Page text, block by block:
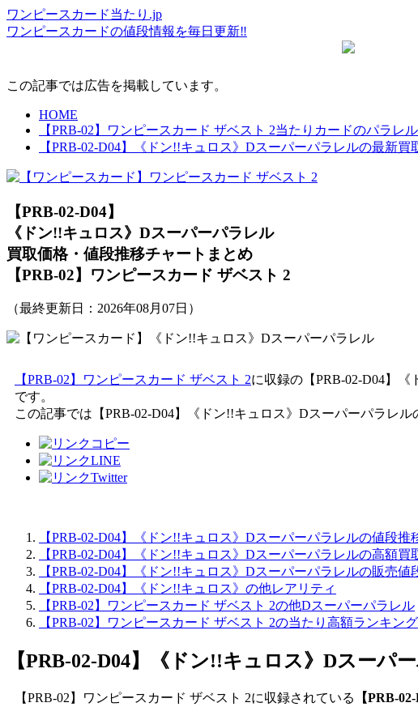
ワンピースカード当たり.jp
ワンピースカードの値段情報を毎日更新‼
この記事では広告を掲載しています。
HOME
【PRB-02】ワンピースカード ザベスト 2当たりカードのパラ
【PRB-02-D04】《ドン!!キュロス》Dスーパーパラレルの最新
【PRB-02-D04】
《ドン!!キュロス》Dスーパーパラレル
買取価格・値段推移チャートまとめ
【PRB-02】ワンピースカード ザベスト 2
（最終更新日： 2026年08月07日 ）
【PRB-02】ワンピースカード ザベスト 2に収録の【PRB-02-D04】
です。
この記事では【PRB-02-D04】《ドン!!キュロス》Dスーパーパラレ
【PRB-02-D04】《ドン!!キュロス》Dスーパーパラレルの値段推
【PRB-02-D04】《ドン!!キュロス》Dスーパーパラレルの高額買
【PRB-02-D04】《ドン!!キュロス》Dスーパーパラレルの販売値
【PRB-02-D04】《ドン!!キュロス》の他レアリティ
【PRB-02】ワンピースカード ザベスト 2の他Dスーパーパラレル
【PRB-02】ワンピースカード ザベスト 2の当たり高額ランキング
【PRB-02-D04】《ドン!!キュロス》Dスーパ
【PRB-02】ワンピースカード ザベスト 2に収録されている 【PRB-